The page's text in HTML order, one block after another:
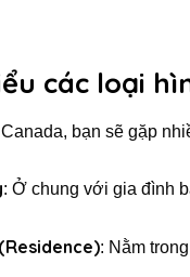
các loại
bạn sẽ gặp
: Ở chung với gia đình
: Nằm